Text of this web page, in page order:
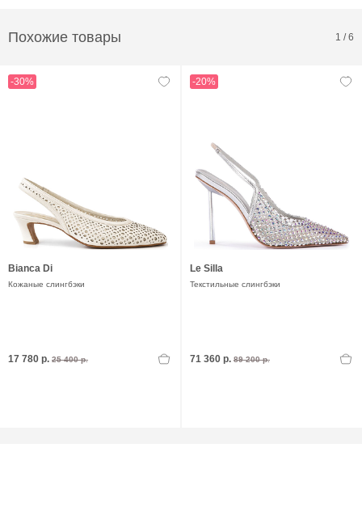
Похожие товары 1 /6
-30%
Bianca Di
Кожаные слингбэки
17 780 р. 25 400 р.
-20%
Le Silla
Текстильные слингбэки
71 360 р. 89 200 р.